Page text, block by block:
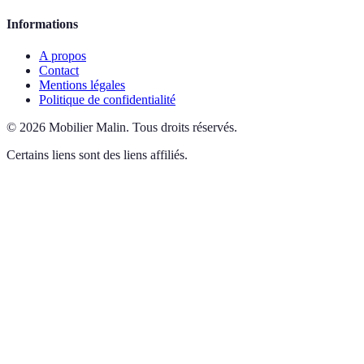
Informations
A propos
Contact
Mentions légales
Politique de confidentialité
© 2026 Mobilier Malin. Tous droits réservés.
Certains liens sont des liens affiliés.